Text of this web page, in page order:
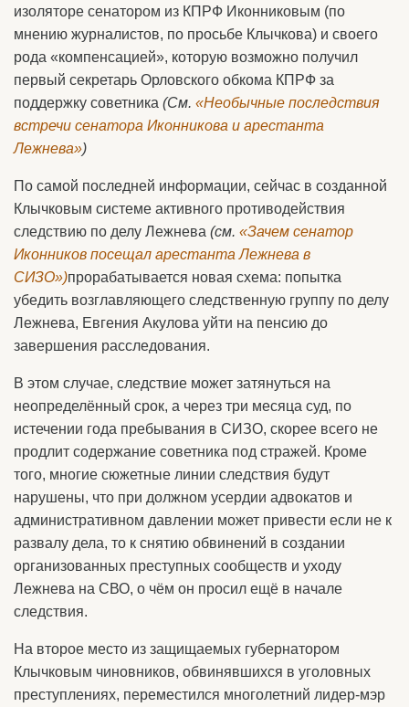
изоляторе сенатором из КПРФ Иконниковым (по
мнению журналистов, по просьбе Клычкова) и своего
рода «компенсацией», которую возможно получил
первый секретарь Орловского обкома КПРФ за
поддержку советника (См. «Необычные последствия
встречи сенатора Иконникова и арестанта
Лежнева»)
По самой последней информации, сейчас в созданной
Клычковым системе активного противодействия
следствию по делу Лежнева (см. «Зачем сенатор
Иконников посещал арестанта Лежнева в
СИЗО»)прорабатывается новая схема: попытка
убедить возглавляющего следственную группу по делу
Лежнева, Евгения Акулова уйти на пенсию до
завершения расследования.
В этом случае, следствие может затянуться на
неопределённый срок, а через три месяца суд, по
истечении года пребывания в СИЗО, скорее всего не
продлит содержание советника под стражей. Кроме
того, многие сюжетные линии следствия будут
нарушены, что при должном усердии адвокатов и
административном давлении может привести если не к
развалу дела, то к снятию обвинений в создании
организованных преступных сообществ и уходу
Лежнева на СВО, о чём он просил ещё в начале
следствия.
На второе место из защищаемых губернатором
Клычковым чиновников, обвинявшихся в уголовных
преступлениях, переместился многолетний лидер-мэр